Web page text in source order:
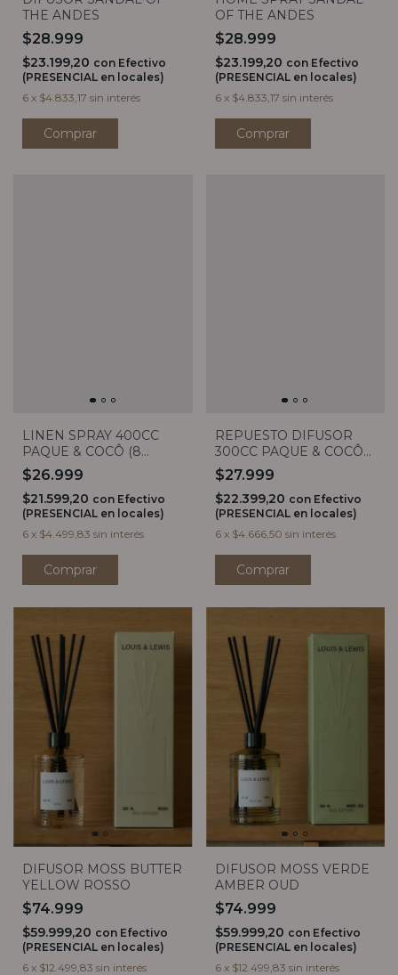
THE ANDES
$28.999
$23.199,20 con Efectivo
(PRESENCIAL en locales)
6 x $4.833,17 sin interés
OF THE ANDES
$28.999
$23.199,20 con Efectivo
(PRESENCIAL en locales)
6 x $4.833,17 sin interés
LINEN SPRAY 400CC
PAQUE & COCÔ (8
AROMAS)
$26.999
$21.599,20 con Efectivo
(PRESENCIAL en locales)
6 x $4.499,83 sin interés
Comprar
REPUESTO DIFUSOR
300CC PAQUE & COCÔ
(6 AROMAS)
$27.999
$22.399,20 con Efectivo
(PRESENCIAL en locales)
6 x $4.666,50 sin interés
Comprar
DIFUSOR MOSS BUTTER
YELLOW ROSSO
$74.999
$59.999,20 con Efectivo
(PRESENCIAL en locales)
6 x $12.499,83 sin interés
DIFUSOR MOSS VERDE
AMBER OUD
$74.999
$59.999,20 con Efectivo
(PRESENCIAL en locales)
6 x $12.499,83 sin interés